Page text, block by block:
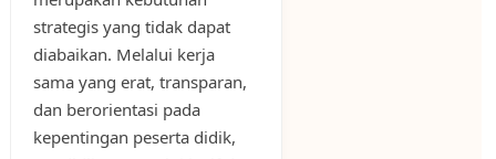
strategis yang tidak dapat
diabaikan. Melalui kerja
sama yang erat, transparan,
dan berorientasi pada
kepentingan peserta didik,